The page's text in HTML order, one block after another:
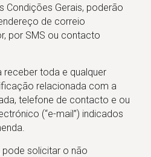
Condições Gerais, poderão
de correio
por SMS ou contacto
receber toda e qualquer
relacionada com a
telefone de contacto e ou
(“e-mail”) indicados
pode solicitar o não